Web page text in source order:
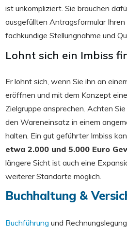
ist unkompliziert. Sie brauchen
ausgefüllten Antragsformular Ihren
fachkundige Stellungnahme und
Lohnt sich ein Imbiss
Er lohnt sich, wenn Sie ihn an
eröffnen und mit dem Konzept
Zielgruppe ansprechen. Achten
den Wareneinsatz in einem
halten. Ein gut geführter Imbiss
etwa 2.000 und 5.000 Euro
längere Sicht ist auch eine
weiterer Standorte möglich.
Buchhaltung &
Buchführung und